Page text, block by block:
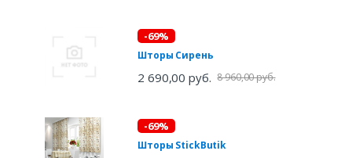
-69%
Шторы Сирень
2 690,00 руб. 8 960,00 руб.
-69%
Шторы StickButik